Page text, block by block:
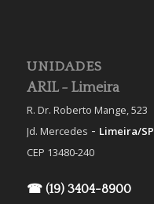
UNIDADES
ARIL - Limeira
R. Dr. Roberto Mange, 523
Jd. Mercedes - Limeira/SP
CEP 13480-240
☎ (19) 3404-8900